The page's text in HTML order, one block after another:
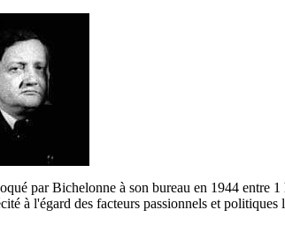
par Bichelonne à son bureau en 1944 entre
à l'égard des facteurs passionnels et